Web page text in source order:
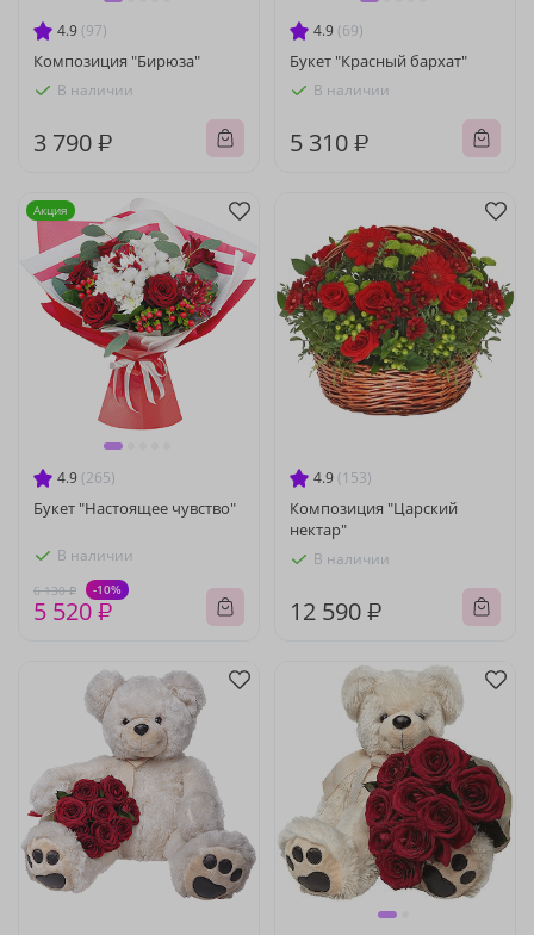
4.9 (97)
Композиция "Бирюза"
В наличии
3 790 ₽
4.9 (69)
Букет "Красный бархат"
В наличии
5 310 ₽
4.9 (265)
Букет "Настоящее чувство"
В наличии
6 130 ₽ -10%
5 520 ₽
Акция
4.9 (153)
Композиция "Царский
нектар"
В наличии
12 590 ₽